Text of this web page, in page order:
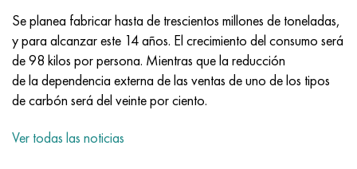
Se planea fabricar hasta de trescientos millones de toneladas,
y para alcanzar este 14 años. El crecimiento del consumo será
de 98 kilos por persona. Mientras que la reducción
de la dependencia externa de las ventas de uno de los tipos
de carbón será del veinte por ciento.
Ver todas las noticias
Nimonic 80a
Nimónico 90
Nimónico 263
Haynes 25
termobimetales
tubo de precisión
N65M, EP982
H70MFV
Aleación 926 - 1.4529
AM-350 - ams 5548
AM-355 - ams 5547
Custom 450® - uns S45000
40Х9С2
45Х14Н14В2М
50X14MF
65X13
35hgsa, 35hgsa
ac35g2, 36smnpb14, 1.0765
38x2n2ma, 34CrNiMo6, 40NiCrMo7
40hn2ma, 34CrNiMo4, 36hnm